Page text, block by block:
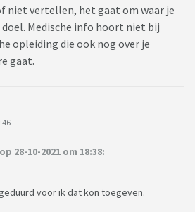
niet vertellen, het gaat om waar je
Medische info hoort niet bij
opleiding die ook nog over je
gaat.
28-10-2021 om 18:38:
voor ik dat kon toegeven.